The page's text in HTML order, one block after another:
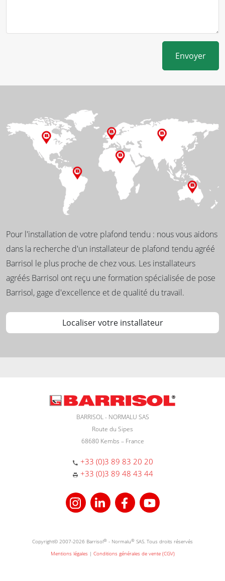
Envoyer
Pour l'installation de votre plafond tendu : nous vous aidons
dans la recherche d'un installateur de plafond tendu agréé
Barrisol le plus proche de chez vous. Les installateurs
agréés Barrisol ont reçu une formation spécialisée de pose
Barrisol, gage d'excellence et de qualité du travail.
Localiser votre installateur
BARRISOL - NORMALU SAS
Route du Sipes
68680 Kembs – France
+33 (0)3 89 83 20 20
+33 (0)3 89 48 43 44
Copyright© 2007-2026 Barrisol® - Normalu® SAS. Tous droits réservés
Mentions légales| Conditions générales de vente (CGV)